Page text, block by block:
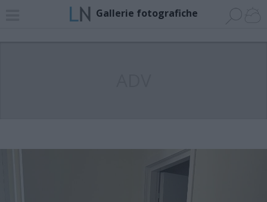
Gallerie fotografiche